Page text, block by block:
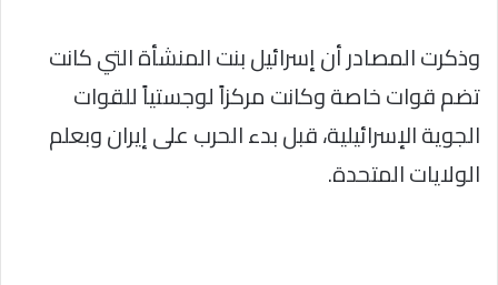
وذكرت المصادر أن إسرائيل بنت المنشأة التي كانت
تضم قوات خاصة وكانت مركزاً لوجستياً للقوات
الجوية الإسرائيلية، قبل بدء الحرب على إيران وبعلم
الولايات المتحدة.